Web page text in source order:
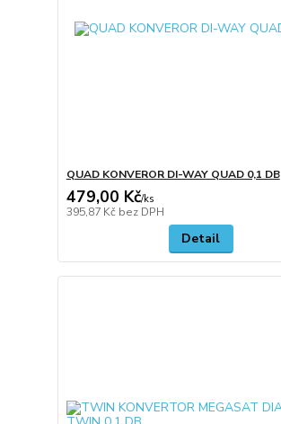
QUAD KONVEROR DI-WAY QUAD 0,1 DB
479,00 Kč/ks
395,87 Kč bez DPH
Detail